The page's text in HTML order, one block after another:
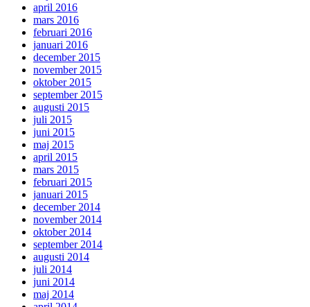
april 2016
mars 2016
februari 2016
januari 2016
december 2015
november 2015
oktober 2015
september 2015
augusti 2015
juli 2015
juni 2015
maj 2015
april 2015
mars 2015
februari 2015
januari 2015
december 2014
november 2014
oktober 2014
september 2014
augusti 2014
juli 2014
juni 2014
maj 2014